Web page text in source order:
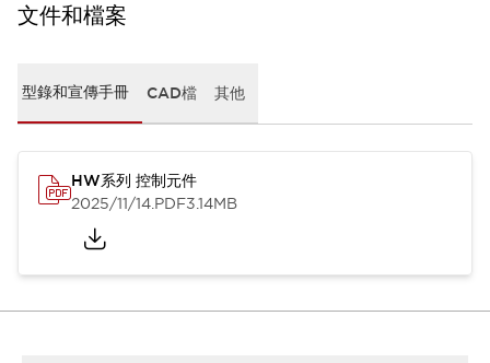
文件和檔案
型錄和宣傳手冊 CAD檔 其他
HW系列 控制元件
2025/11/14.PDF3.14MB